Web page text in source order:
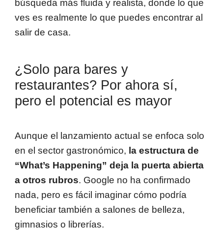
búsqueda más fluida y realista, donde lo que
ves es realmente lo que puedes encontrar al
salir de casa.
¿Solo para bares y
restaurantes? Por ahora sí,
pero el potencial es mayor
Aunque el lanzamiento actual se enfoca solo
en el sector gastronómico, la estructura de
“What’s Happening” deja la puerta abierta
a otros rubros. Google no ha confirmado
nada, pero es fácil imaginar cómo podría
beneficiar también a salones de belleza,
gimnasios o librerías.